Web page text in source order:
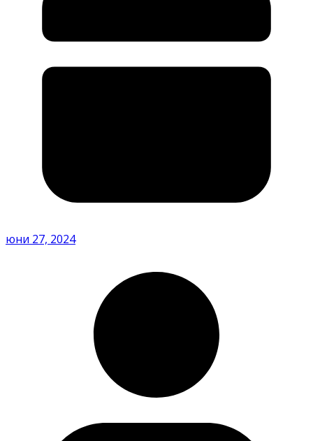
юни 27, 2024